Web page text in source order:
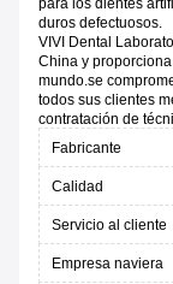
para los dientes
duros defectuosos.
VIVI Dental
China y
mundo.se
todos sus clientes
contratación de
Fabricante
Calidad
Servicio al cliente
Empresa naviera